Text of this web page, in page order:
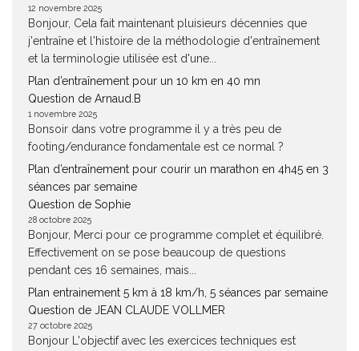
12 novembre 2025
Bonjour, Cela fait maintenant pluisieurs décennies que
j'entraîne et l'histoire de la méthodologie d'entraînement
et la terminologie utilisée est d'une...
Plan d’entraînement pour un 10 km en 40 mn
Question de Arnaud.B
1 novembre 2025
Bonsoir dans votre programme il y a très peu de
footing/endurance fondamentale est ce normal ?
Plan d’entraînement pour courir un marathon en 4h45 en 3
séances par semaine
Question de Sophie
28 octobre 2025
Bonjour, Merci pour ce programme complet et équilibré.
Effectivement on se pose beaucoup de questions
pendant ces 16 semaines, mais...
Plan entrainement 5 km à 18 km/h, 5 séances par semaine
Question de JEAN CLAUDE VOLLMER
27 octobre 2025
Bonjour L'objectif avec les exercices techniques est